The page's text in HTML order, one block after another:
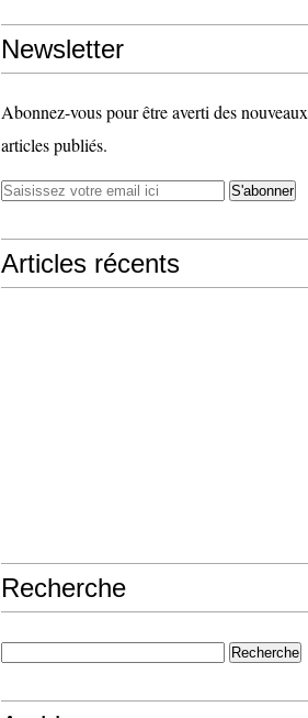
Newsletter
Abonnez-vous pour être averti des nouveaux
articles publiés.
Articles récents
Recherche